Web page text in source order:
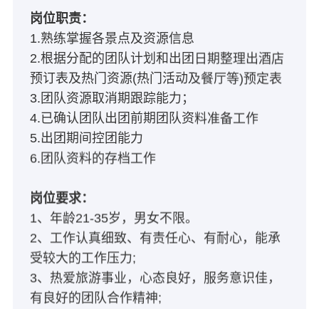
岗位职责：
1.熟练掌握各景点及资源信息
2.根据分配的团队计划和出团日期整理出酒店
预订表及热门资源(热门活动及餐厅等)预定表
3.团队资源取消期跟踪能力；
4.已确认团队出团前期团队资料准备工作
5.出团期间控团能力
6.团队资料的存档工作
岗位要求：
1、年龄21-35岁，男女不限。
2、工作认真细致、有责任心、有耐心，能承
受较大的工作压力;
3、热爱旅游事业，心态良好，服务意识佳，
有良好的团队合作精神;